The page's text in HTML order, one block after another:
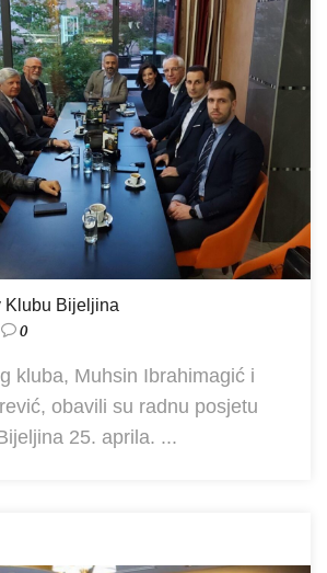
Klubu Bijeljina
0
kluba, Muhsin Ibrahimagić i
obavili su radnu posjetu
25. aprila. ...